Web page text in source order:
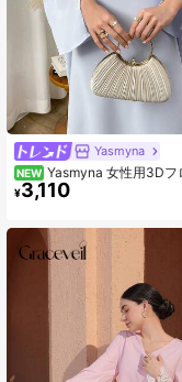
Yasmyna
NEW Yasmyna 女性用3Dフ
デコレーションアラビアン
¥3,110